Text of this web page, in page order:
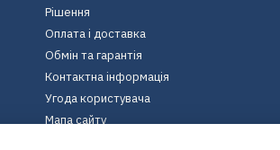
Рішення
Оплата і доставка
Обмін та гарантія
Контактна інформація
Угода користувача
Мапа сайту